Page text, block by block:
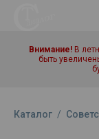
Внимание! В
быть
Каталог /